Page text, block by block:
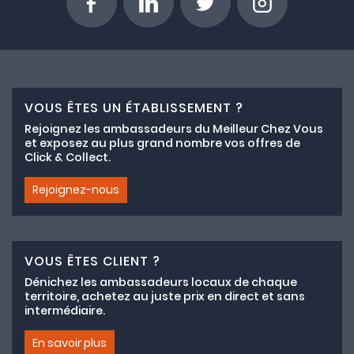
VOUS ÊTES UN ÉTABLISSEMENT ?
Rejoignez les ambassadeurs du Meilleur Chez Vous
et exposez au plus grand nombre vos offres de
Click & Collect.
Rejoignez-nous
VOUS ÊTES CLIENT ?
Dénichez les ambassadeurs locaux de chaque
territoire, achetez au juste prix en direct et sans
intermédiaire.
En savoir plus